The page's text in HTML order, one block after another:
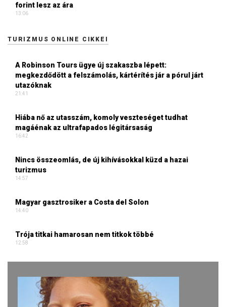
forint lesz az ára
13:06
TURIZMUS ONLINE CIKKEI
A Robinson Tours ügye új szakaszba lépett:
megkezdődött a felszámolás, kártérítés jár a pórul járt
utazóknak
21:41
Hiába nő az utasszám, komoly veszteséget tudhat
magáénak az ultrafapados légitársaság
16:42
Nincs összeomlás, de új kihívásokkal küzd a hazai
turizmus
14:57
Magyar gasztrosiker a Costa del Solon
14:40
Trója titkai hamarosan nem titkok többé
12:58